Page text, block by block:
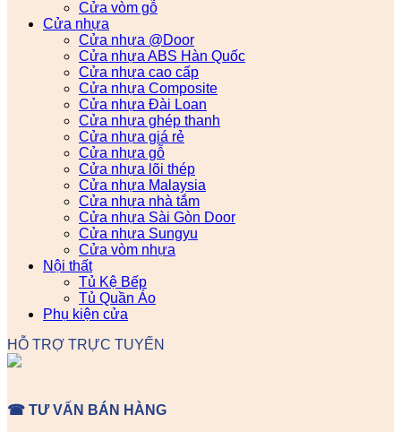
Cửa vòm gỗ
Cửa nhựa
Cửa nhựa @Door
Cửa nhựa ABS Hàn Quốc
Cửa nhựa cao cấp
Cửa nhựa Composite
Cửa nhựa Đài Loan
Cửa nhựa ghép thanh
Cửa nhựa giá rẻ
Cửa nhựa gỗ
Cửa nhựa lõi thép
Cửa nhựa Malaysia
Cửa nhựa nhà tắm
Cửa nhựa Sài Gòn Door
Cửa nhựa Sungyu
Cửa vòm nhựa
Nội thất
Tủ Kệ Bếp
Tủ Quần Áo
Phụ kiện cửa
HỖ TRỢ TRỰC TUYẾN
☎ TƯ VẤN BÁN HÀNG